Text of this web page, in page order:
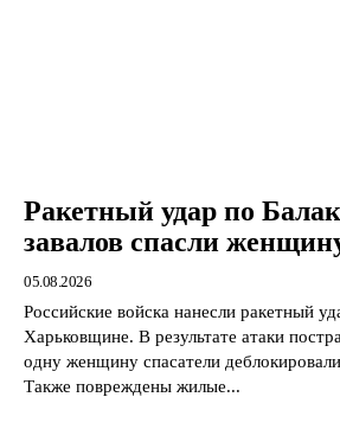
Ракетный удар по
завалов спасли
05.08.2026
Российские войска нанесли ракетный
Харьковщине. В результате атаки
одну женщину спасатели
Также повреждены жилые...